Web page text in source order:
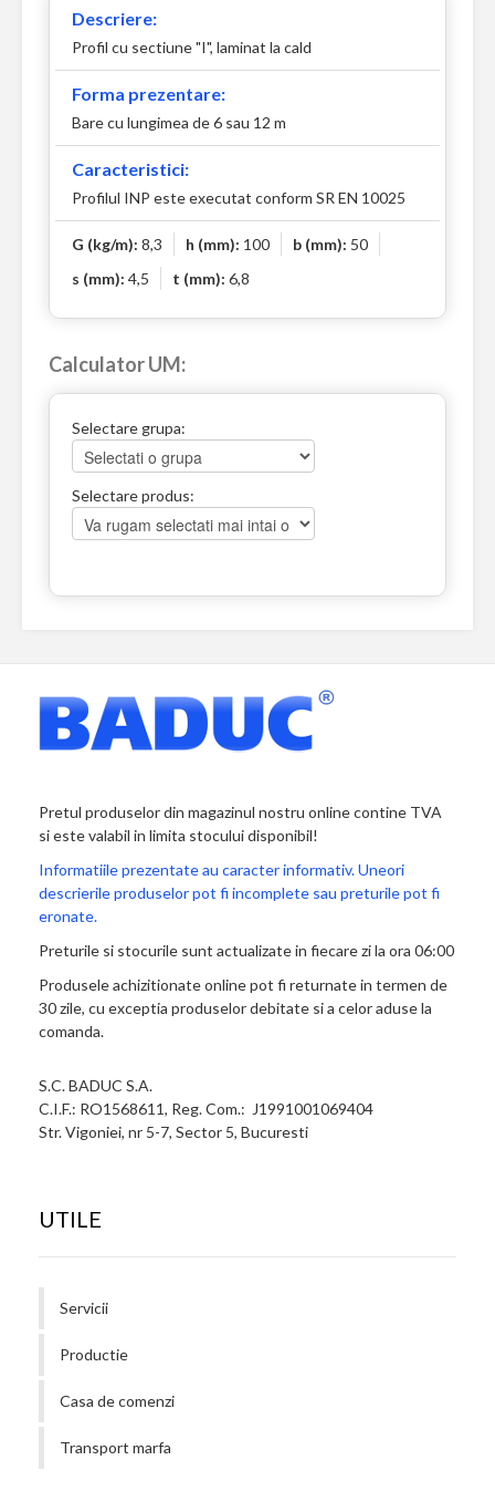
Descriere:
Profil cu sectiune "I", laminat la cald
Forma prezentare:
Bare cu lungimea de 6 sau 12 m
Caracteristici:
Profilul INP este executat conform SR EN 10025
G (kg/m): 8,3 h (mm): 100 b (mm): 50
s (mm): 4,5 t (mm): 6,8
Calculator UM:
Selectare grupa:
Selectare produs:
Pretul produselor din magazinul nostru online contine TVA
si este valabil in limita stocului disponibil!
Informatiile prezentate au caracter informativ. Uneori
descrierile produselor pot fi incomplete sau preturile pot fi
eronate.
Preturile si stocurile sunt actualizate in fiecare zi la ora 06:00
Produsele achizitionate online pot fi returnate in termen de
30 zile, cu exceptia produselor debitate si a celor aduse la
comanda.
S.C. BADUC S.A.
C.I.F.: RO1568611, Reg. Com.: J1991001069404
Str. Vigoniei, nr 5-7, Sector 5, Bucuresti
UTILE
Servicii
Productie
Casa de comenzi
Transport marfa